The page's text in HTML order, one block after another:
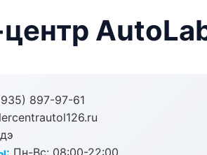
897-97-61
Пн-Вс: 08:00-22:00